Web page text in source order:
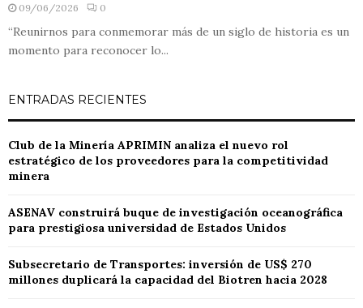
09/06/2026 0
“Reunirnos para conmemorar más de un siglo de historia es un
momento para reconocer lo...
ENTRADAS RECIENTES
Club de la Minería APRIMIN analiza el nuevo rol
estratégico de los proveedores para la competitividad
minera
ASENAV construirá buque de investigación oceanográfica
para prestigiosa universidad de Estados Unidos
Subsecretario de Transportes: inversión de US$ 270
millones duplicará la capacidad del Biotren hacia 2028